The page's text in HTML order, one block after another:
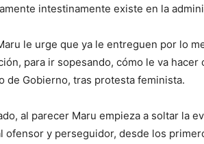
intestinamente existe en la
le urge que ya le entreguen por lo
para ir sopesando, cómo le va
de Gobierno, tras protesta feminista.
al parecer Maru empieza a soltar la
ofensor y perseguidor, desde los